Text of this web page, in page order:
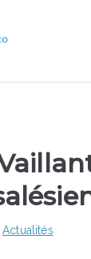
Actualités